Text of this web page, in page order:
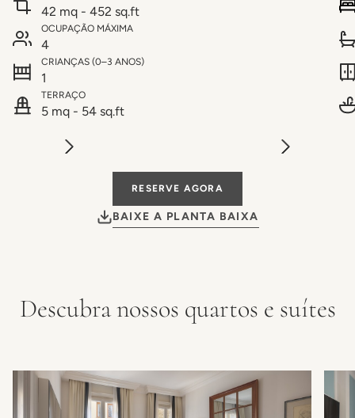
42 mq - 452 sq.ft
OCUPAÇÃO MÁXIMA
4
CRIANÇAS (0–3 ANOS)
1
TERRAÇO
5 mq - 54 sq.ft
RESERVE AGORA
BAIXE A PLANTA BAIXA
Descubra nossos quartos e suítes